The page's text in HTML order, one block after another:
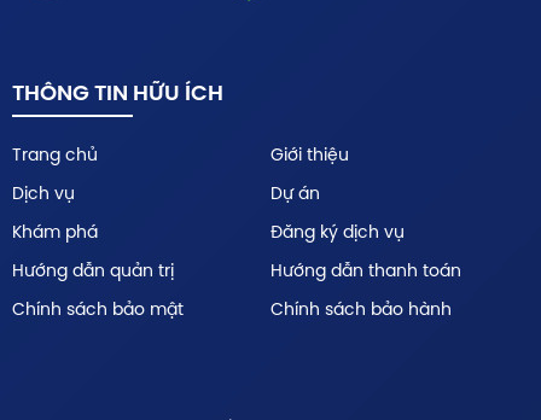
THÔNG TIN HỮU ÍCH
Trang chủ
Giới thiệu
Dịch vụ
Dự án
Khám phá
Đăng ký dịch vụ
Hướng dẫn quản trị
Hướng dẫn thanh toán
Chính sách bảo mật
Chính sách bảo hành